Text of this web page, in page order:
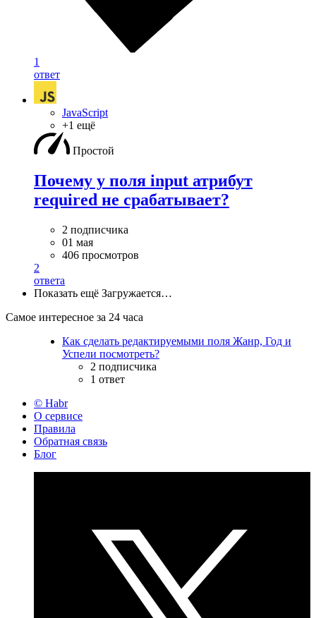
1
ответ
JavaScript
+1 ещё
Простой
Почему у поля input атрибут
required не срабатывает?
2 подписчика
01 мая
406 просмотров
2
ответа
Показать ещё Загружается…
Самое интересное за 24 часа
Как сделать редактируемыми поля Жанр, Год и
Успели посмотреть?
2 подписчика
1 ответ
© Habr
О сервисе
Правила
Обратная связь
Блог